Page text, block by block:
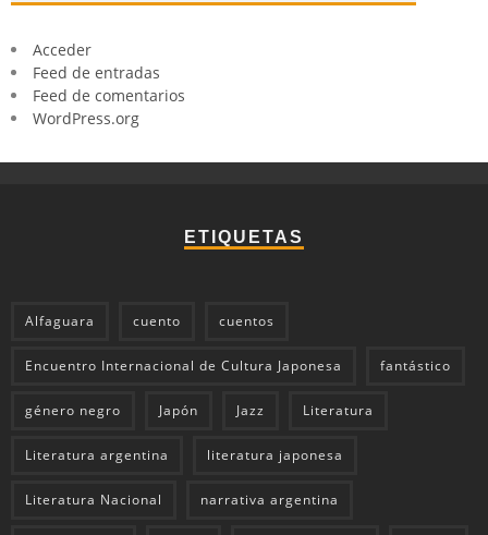
Acceder
Feed de entradas
Feed de comentarios
WordPress.org
ETIQUETAS
Alfaguara cuento cuentos
Encuentro Internacional de Cultura Japonesa fantástico
género negro Japón Jazz Literatura
Literatura argentina literatura japonesa
Literatura Nacional narrativa argentina